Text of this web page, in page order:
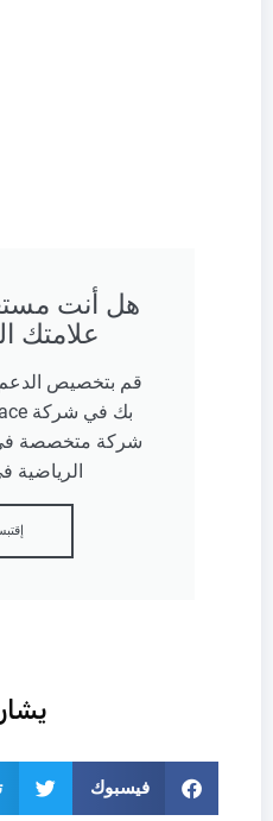
هل أنت
علامتك
قم بتخصيص
شركة متخصصة في
الرياضية
فيسبوك